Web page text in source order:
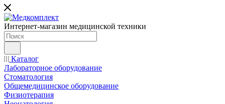
Интернет-магазин медицинской техники
Каталог
Лабораторное оборудование
Стоматология
Общемедицинское оборудование
Физиотерапия